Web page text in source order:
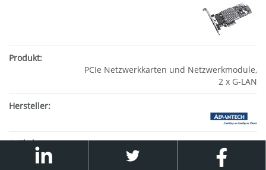
PCIe Netzwerkkarten und Netzwerkmodule,
2 x G-LAN
PCIE-1182